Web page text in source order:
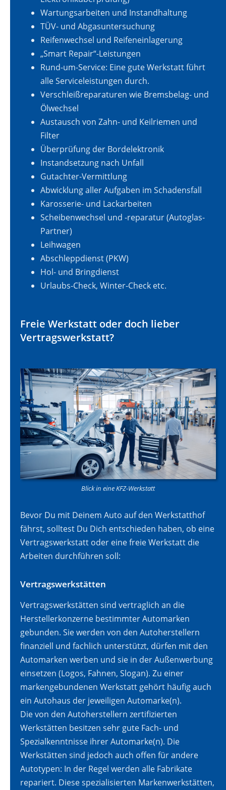
Wartungsarbeiten und Instandhaltung
TÜV- und Abgasuntersuchung
Reifenwechsel und Reifeneinlagerung
„Smart Repair“-Leistungen
Rund-um-Service: Eine gute Werkstatt führt
alle Serviceleistungen durch.
Verschleißreparaturen wie Bremsbelag- und
Ölwechsel
Austausch von Zahn- und Keilriemen und
Filter
Überprüfung der Bordelektronik
Instandsetzung nach Unfall
Gutachter-Vermittlung
Abwicklung aller Aufgaben im Schadensfall
Karosserie- und Lackarbeiten
Scheibenwechsel und -reparatur (Autoglas-
Partner)
Leihwagen
Abschleppdienst (PKW)
Hol- und Bringdienst
Urlaubs-Check, Winter-Check etc.
Freie Werkstatt oder doch lieber
Vertragswerkstatt?
Blick in eine KFZ-Werkstatt
Bevor Du mit Deinem Auto auf den Werkstatthof
fährst, solltest Du Dich entschieden haben, ob eine
Vertragswerkstatt oder eine freie Werkstatt die
Arbeiten durchführen soll:
Vertragswerkstätten
Vertragswerkstätten sind vertraglich an die
Herstellerkonzerne bestimmter Automarken
gebunden. Sie werden von den Autoherstellern
finanziell und fachlich unterstützt, dürfen mit den
Automarken werben und sie in der Außenwerbung
einsetzen (Logos, Fahnen, Slogan). Zu einer
markengebundenen Werkstatt gehört häufig auch
ein Autohaus der jeweiligen Automarke(n).
Die von den Autoherstellern zertifizierten
Werkstätten besitzen sehr gute Fach- und
Spezialkenntnisse ihrer Automarke(n). Die
Werkstätten sind jedoch auch offen für andere
Autotypen: In der Regel werden alle Fabrikate
repariert. Diese spezialisierten Markenwerkstätten,